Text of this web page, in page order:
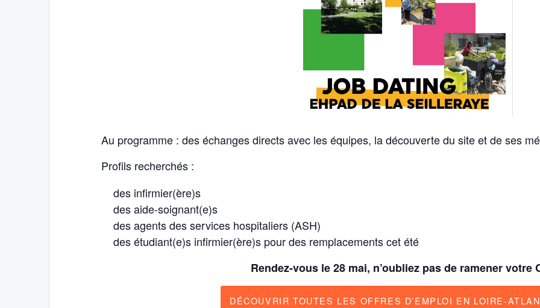
Au programme : des échanges directs avec les équipes, la découverte du site et de ses
Profils recherchés :
des infirmier(ère)s
des aide-soignant(e)s
des agents des services hospitaliers (ASH)
des étudiant(e)s infirmier(ère)s pour des remplacements cet été
Rendez-vous le 28 mai, n’oubliez pas de ramener votre
DÉCOUVRIR TOUTES LES OFFRES D’EMPLOI EN LOIRE-